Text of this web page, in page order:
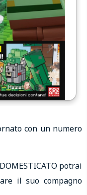
con un numero
potrai
il suo compagno